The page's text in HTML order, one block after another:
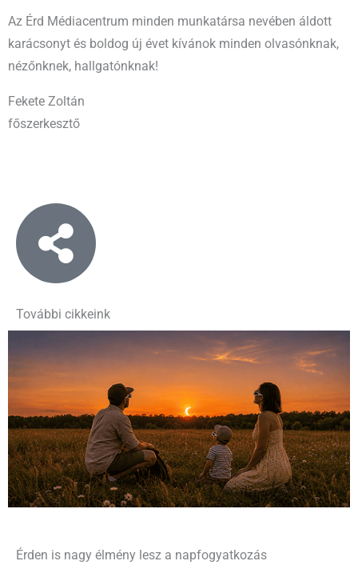
Az Érd Médiacentrum minden munkatársa nevében áldott
karácsonyt és boldog új évet kívánok minden olvasónknak,
nézőnknek, hallgatónknak!
Fekete Zoltán
főszerkesztő
További cikkeink
Érden is nagy élmény lesz a napfogyatkozás